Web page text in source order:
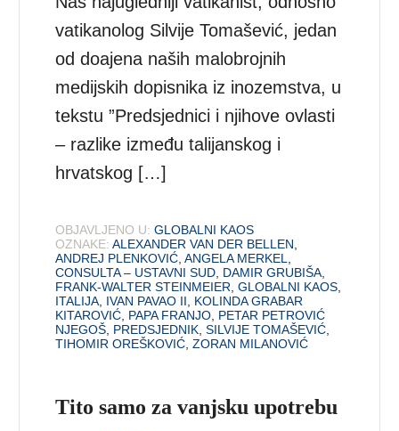
vatikanolog Silvije Tomašević, jedan
od doajena naših malobrojnih
medijskih dopisnika iz inozemstva, u
tekstu ”Predsjednici i njihove ovlasti
– razlike između talijanskog i
hrvatskog […]
OBJAVLJENO U: GLOBALNI KAOS
OZNAKE: ALEXANDER VAN DER BELLEN
ANDREJ PLENKOVIĆ ,ANGELA MERKEL
CONSULTA – USTAVNI SUD DAMIR GRUBIŠA
FRANK-WALTER STEINMEIER ,GLOBALNI KAOS
ITALIJA IVAN PAVAO II
KOLINDA GRABAR
KITAROVIĆ PAPA FRANJO PETAR PETROVIĆ
NJEGOŠ PREDSJEDNIK ,SILVIJE TOMAŠEVIĆ
TIHOMIR OREŠKOVIĆ ,ZORAN MILANOVIĆ
Tito samo za vanjsku upotrebu